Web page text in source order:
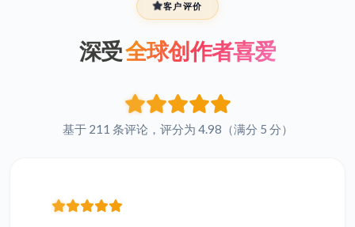
客户评价
深受全球创作者喜爱
基于 211 条评论，评分为 4.98（满分 5 分）